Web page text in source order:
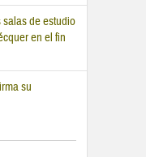
de estudio
en el fin
su